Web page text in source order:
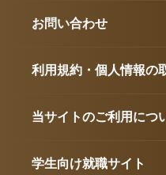
お問い合わせ
利用規約・個人情報の
当サイトのご利用につ
学生向け就職サイト